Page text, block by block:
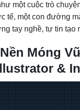
một cuộc trò
tế, một con đường
tay nghề, tự tin tạo
Móng
&